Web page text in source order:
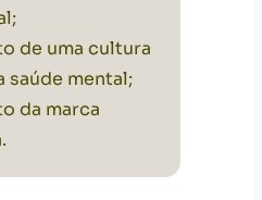
;
de uma cultura
saúde mental;
da marca
.